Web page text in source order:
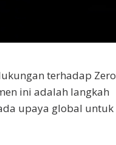
terhadap Zero
ini adalah langkah
upaya global untuk